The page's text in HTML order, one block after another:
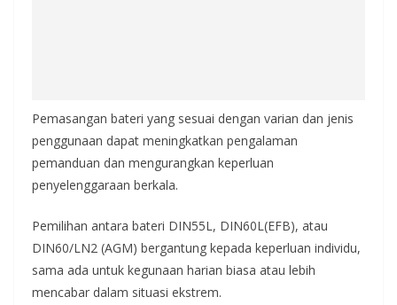
Pemasangan bateri yang sesuai dengan varian dan jenis
penggunaan dapat meningkatkan pengalaman
pemanduan dan mengurangkan keperluan
penyelenggaraan berkala.
Pemilihan antara bateri DIN55L, DIN60L(EFB), atau
DIN60/LN2 (AGM) bergantung kepada keperluan individu,
sama ada untuk kegunaan harian biasa atau lebih
mencabar dalam situasi ekstrem.